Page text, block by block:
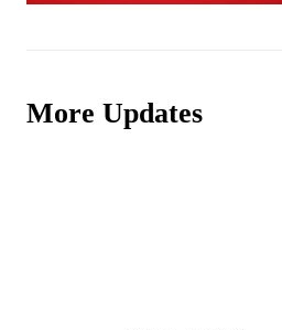
More Updates